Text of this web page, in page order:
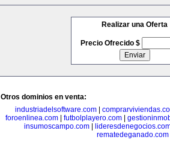
Realizar una Oferta
Precio Ofrecido $
Otros dominios en venta:
industriadelsoftware.com|
foroenlinea.com
futbolplayero.com
insumoscampo.com|
rematedeganado.com